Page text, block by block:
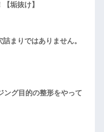
垢抜け】
詰まりではありません。
ング目的の整形をやって